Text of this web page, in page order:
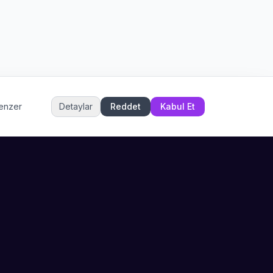
Müşteri Hizmetleri
Şu an çevrimiçi
Detaylar Reddet Kabul Et